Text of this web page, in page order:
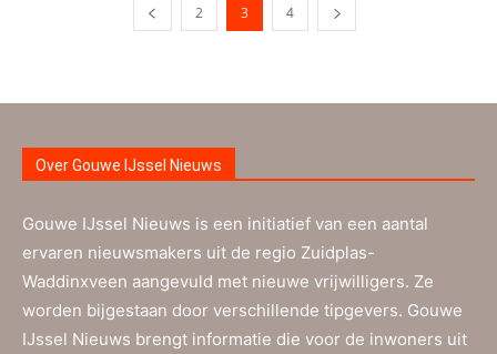
2 3 4
Over Gouwe IJssel Nieuws
Gouwe IJssel Nieuws is een initiatief van een aantal
ervaren nieuwsmakers uit de regio Zuidplas-
Waddinxveen aangevuld met nieuwe vrijwilligers. Ze
worden bijgestaan door verschillende tipgevers. Gouwe
IJssel Nieuws brengt informatie die voor de inwoners uit